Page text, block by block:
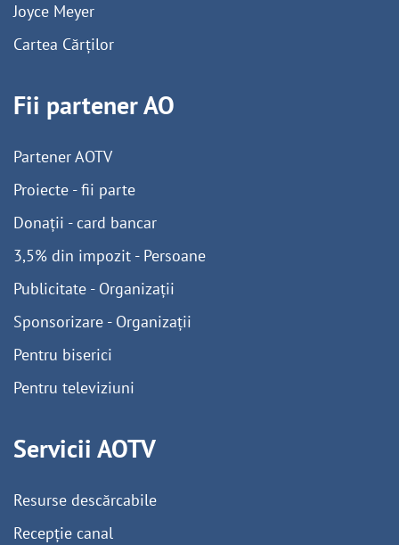
Joyce Meyer
Cartea Cărților
Fii partener AO
Partener AOTV
Proiecte - fii parte
Donații - card bancar
3,5% din impozit - Persoane
Publicitate - Organizații
Sponsorizare - Organizații
Pentru biserici
Pentru televiziuni
Servicii AOTV
Resurse descărcabile
Recepție canal